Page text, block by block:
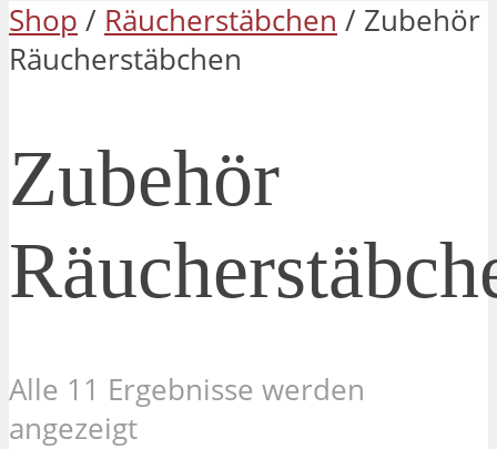
Shop / Räucherstäbchen / Zubehör
Räucherstäbchen
Zubehör
Alle 11 Ergebnisse werden
angezeigtNach